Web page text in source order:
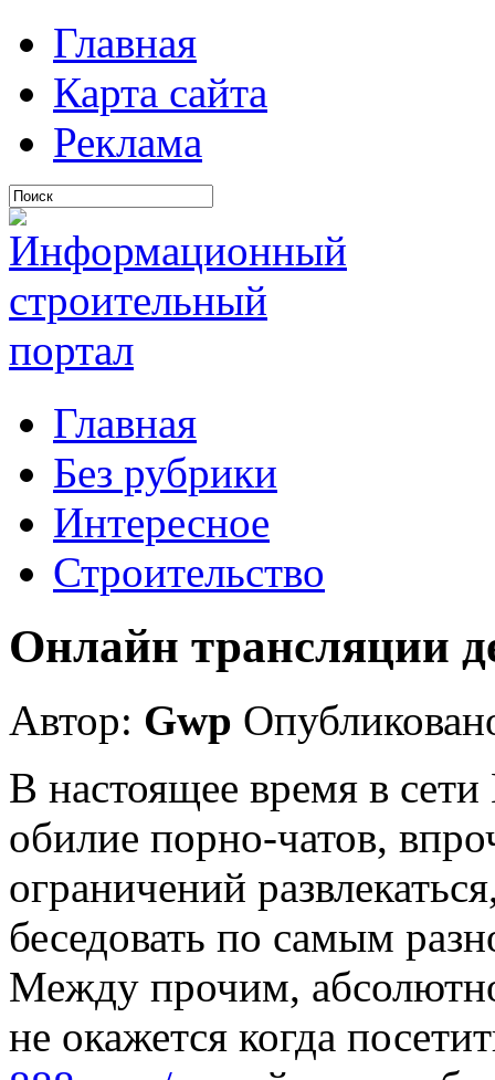
Главная
Карта сайта
Реклама
Главная
Без рубрики
Интересное
Строительство
Онлайн трансляции
Автор: Gwp
В настоящее время в
обилие порно-чатов,
ограничений
беседовать по самым
Между прочим,
не окажется когда